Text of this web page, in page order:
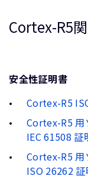
Cortex-R5
安全性証明書
Cortex-R5
Cortex-R5 用
IEC 61508 証
Cortex-R5 用
ISO 26262 証